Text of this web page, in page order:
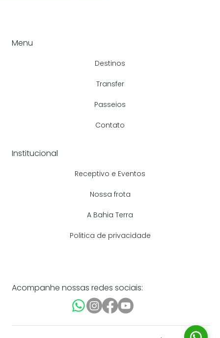
Acompanhe nossas redes sociais:
Institucional
Receptivo e Eventos
Nossa frota
A Bahia Terra
Politica de privacidade
Menu
Destinos
Transfer
Passeios
Contato